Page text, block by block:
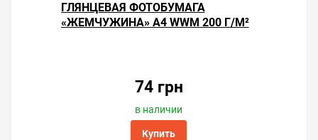
ГЛЯНЦЕВАЯ ФОТОБУМАГА
«ЖЕМЧУЖИНА» А4 WWM 200 Г/М²
74 грн
в наличии
Купить